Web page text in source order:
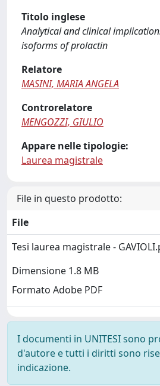
Titolo inglese
Analytical and clinical
isoforms of prolactin
Relatore
MASINI, MARIA ANGELA
Controrelatore
MENGOZZI, GIULIO
Appare nelle tipologie:
Laurea magistrale
File in questo prodotto:
File
Tesi laurea magistrale -
Dimensione 1.8 MB
Formato Adobe PDF
I documenti in UNITESI sono
d'autore e tutti i diritti sono
indicazione.